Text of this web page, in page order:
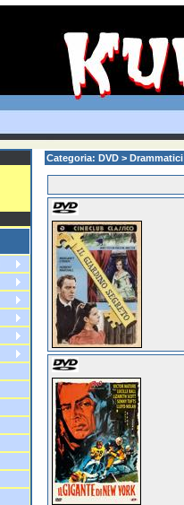
Categoria: DVD > Drammatici